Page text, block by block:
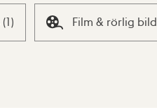
(1) Film & rörlig bild